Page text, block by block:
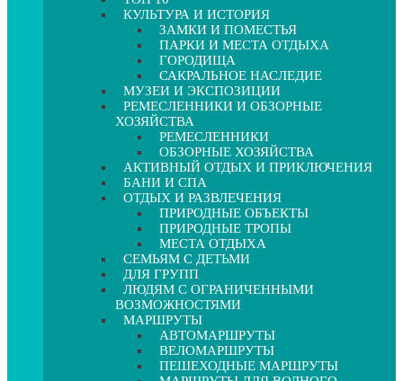
КУЛЬТУРА И ИСТОРИЯ
ЗАМКИ И ПОМЕСТЬЯ
ПАРКИ И МЕСТА ОТДЫХА
ГОРОДИЩА
САКРАЛЬНОЕ НАСЛЕДИЕ
МУЗЕИ И ЭКСПОЗИЦИИ
РЕМЕСЛЕННИКИ И ОБЗОРНЫЕ
ХОЗЯЙСТВА
РЕМЕСЛЕННИКИ
ОБЗОРНЫЕ ХОЗЯЙСТВА
АКТИВНЫЙ ОТДЫХ И ПРИКЛЮЧЕНИЯ
БАНИ И СПА
ОТДЫХ И РАЗВЛЕЧЕНИЯ
ПРИРОДНЫЕ ОБЪЕКТЫ
ПРИРОДНЫЕ ТРОПЫ
МЕСТА ОТДЫХА
СЕМЬЯМ С ДЕТЬМИ
ДЛЯ ГРУПП
ЛЮДЯМ С ОГРАНИЧЕННЫМИ
ВОЗМОЖНОСТЯМИ
МАРШРУТЫ
АВТОМАРШРУТЫ
ВЕЛОМАРШРУТЫ
ПЕШЕХОДНЫЕ МАРШРУТЫ